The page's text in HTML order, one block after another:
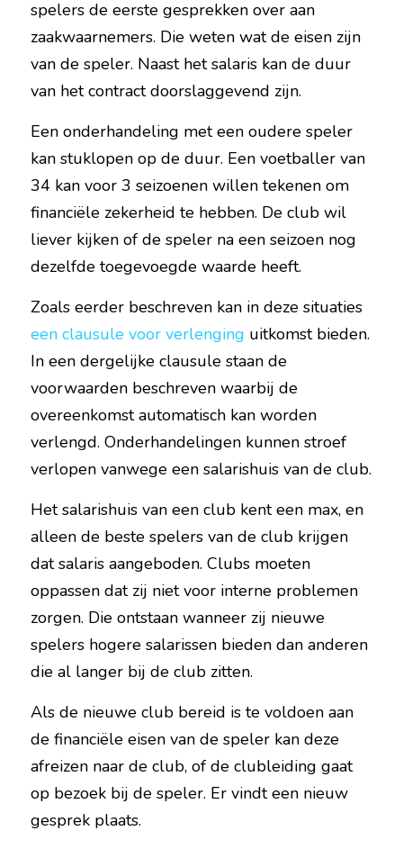
spelers de eerste gesprekken over aan
zaakwaarnemers. Die weten wat de eisen zijn
van de speler. Naast het salaris kan de duur
van het contract doorslaggevend zijn.
Een onderhandeling met een oudere speler
kan stuklopen op de duur. Een voetballer van
34 kan voor 3 seizoenen willen tekenen om
financiële zekerheid te hebben. De club wil
liever kijken of de speler na een seizoen nog
dezelfde toegevoegde waarde heeft.
een clausule voor verlenging uitkomst bieden.
In een dergelijke clausule staan de
voorwaarden beschreven waarbij de
overeenkomst automatisch kan worden
verlengd. Onderhandelingen kunnen stroef
verlopen vanwege een salarishuis van de club.
Het salarishuis van een club kent een max, en
alleen de beste spelers van de club krijgen
dat salaris aangeboden. Clubs moeten
oppassen dat zij niet voor interne problemen
zorgen. Die ontstaan wanneer zij nieuwe
spelers hogere salarissen bieden dan anderen
die al langer bij de club zitten.
Als de nieuwe club bereid is te voldoen aan
de financiële eisen van de speler kan deze
afreizen naar de club, of de clubleiding gaat
op bezoek bij de speler. Er vindt een nieuw
gesprek plaats.